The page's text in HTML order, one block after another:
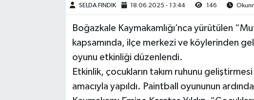
SELDA FINDIK 18.06.2025 - 13:44 146
Boğazkale Kaymakamlığı’nca yürütülen
kapsamında, ilçe merkezi ve köylerinden
oyunu etkinliği düzenlendi.
Etkinlik, çocukların takım ruhunu
amacıyla yapıldı. Paintball oyununun
Osmancık